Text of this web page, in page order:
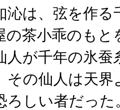
沁は、弦を作
の茶小乖のもと
人が千年の氷
その仙人は天
ろしい者だっ